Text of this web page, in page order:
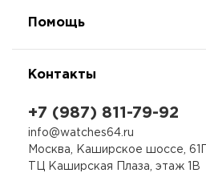
Помощь
Контакты
+7 (987) 811-79-92
info@watches64.ru
Москва, Каширское шоссе, 61Г,
ТЦ Каширская Плаза, этаж 1В